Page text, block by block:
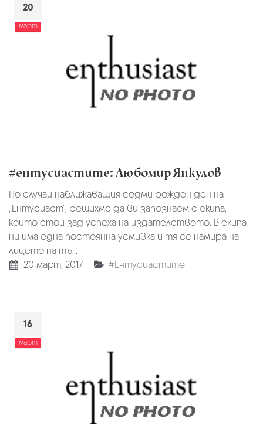
20
март
#ентусиастите: Любомир Янкулов
По случай наближаващия седми рожден ден на
„Ентусиаст“, решихме да ви запознаем с екипа,
който стои зад успеха на издателството. В екипа
ни има една постоянна усмивка и тя се намира на
лицето на тъ...
20 март, 2017
#Ентусиастите
16
март